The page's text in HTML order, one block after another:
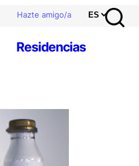
Hazte amigo/a
Residencias